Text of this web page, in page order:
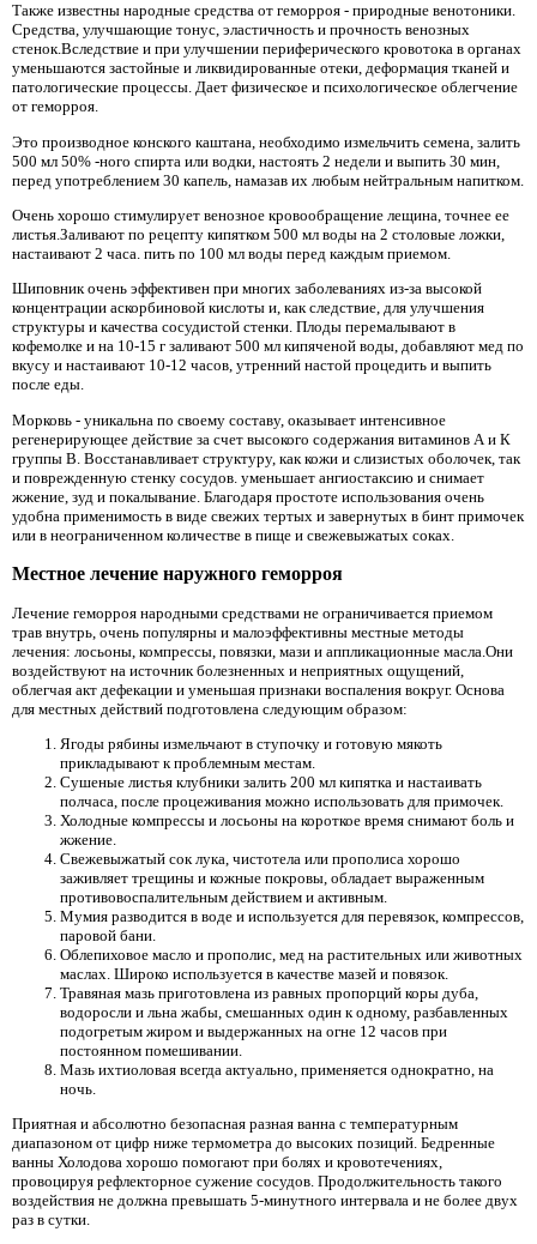
Также известны народные средства от геморроя - природные венотоники.
Средства, улучшающие тонус, эластичность и прочность венозных
стенок.Вследствие и при улучшении периферического кровотока в органах
уменьшаются застойные и ликвидированные отеки, деформация тканей и
патологические процессы. Дает физическое и психологическое облегчение
от геморроя.
Это производное конского каштана, необходимо измельчить семена, залить
500 мл 50% -ного спирта или водки, настоять 2 недели и выпить 30 мин,
перед употреблением 30 капель, намазав их любым нейтральным напитком.
Очень хорошо стимулирует венозное кровообращение лещина, точнее ее
листья.Заливают по рецепту кипятком 500 мл воды на 2 столовые ложки,
настаивают 2 часа. пить по 100 мл воды перед каждым приемом.
Шиповник очень эффективен при многих заболеваниях из-за высокой
концентрации аскорбиновой кислоты и, как следствие, для улучшения
структуры и качества сосудистой стенки. Плоды перемалывают в
кофемолке и на 10-15 г заливают 500 мл кипяченой воды, добавляют мед по
вкусу и настаивают 10-12 часов, утренний настой процедить и выпить
после еды.
Морковь - уникальна по своему составу, оказывает интенсивное
регенерирующее действие за счет высокого содержания витаминов А и К
группы В. Восстанавливает структуру, как кожи и слизистых оболочек, так
и поврежденную стенку сосудов. уменьшает ангиостаксию и снимает
жжение, зуд и покалывание. Благодаря простоте использования очень
удобна применимость в виде свежих тертых и завернутых в бинт примочек
или в неограниченном количестве в пище и свежевыжатых соках.
Местное лечение наружного геморроя
Лечение геморроя народными средствами не ограничивается приемом
трав внутрь, очень популярны и малоэффективны местные методы
лечения: лосьоны, компрессы, повязки, мази и аппликационные масла.Они
воздействуют на источник болезненных и неприятных ощущений,
облегчая акт дефекации и уменьшая признаки воспаления вокруг. Основа
для местных действий подготовлена ​​следующим образом:
Ягоды рябины измельчают в ступочку и готовую мякоть
прикладывают к проблемным местам.
Сушеные листья клубники залить 200 мл кипятка и настаивать
полчаса, после процеживания можно использовать для примочек.
Холодные компрессы и лосьоны на короткое время снимают боль и
жжение.
Свежевыжатый сок лука, чистотела или прополиса хорошо
заживляет трещины и кожные покровы, обладает выраженным
противовоспалительным действием и активным.
Мумия разводится в воде и используется для перевязок, компрессов,
паровой бани.
Облепиховое масло и прополис, мед на растительных или животных
маслах. Широко используется в качестве мазей и повязок.
Травяная мазь приготовлена ​​из равных пропорций коры дуба,
водоросли и льна жабы, смешанных один к одному, разбавленных
подогретым жиром и выдержанных на огне 12 часов при
постоянном помешивании.
Мазь ихтиоловая всегда актуально, применяется однократно, на
ночь.
Приятная и абсолютно безопасная разная ванна с температурным
диапазоном от цифр ниже термометра до высоких позиций. Бедренные
ванны Холодова хорошо помогают при болях и кровотечениях,
провоцируя рефлекторное сужение сосудов. Продолжительность такого
воздействия не должна превышать 5-минутного интервала и не более двух
раз в сутки.